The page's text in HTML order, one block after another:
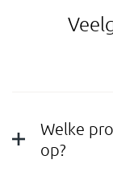
Welke
op?